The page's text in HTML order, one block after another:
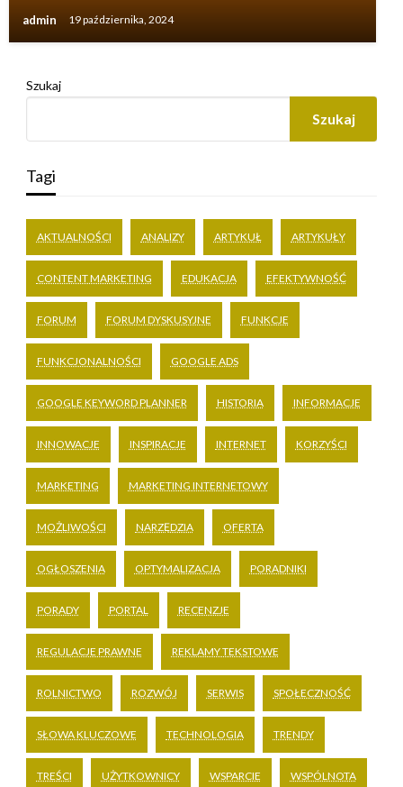
admin 19 października, 2024
Szukaj
Szukaj
Tagi
AKTUALNOŚCI ANALIZY ARTYKUŁ ARTYKUŁY
CONTENT MARKETING EDUKACJA EFEKTYWNOŚĆ
FORUM FORUM DYSKUSYJNE FUNKCJE
FUNKCJONALNOŚCI GOOGLE ADS
GOOGLE KEYWORD PLANNER HISTORIA INFORMACJE
INNOWACJE INSPIRACJE INTERNET KORZYŚCI
MARKETING MARKETING INTERNETOWY
MOŻLIWOŚCI NARZĘDZIA OFERTA
OGŁOSZENIA OPTYMALIZACJA PORADNIKI
PORADY PORTAL RECENZJE
REGULACJE PRAWNE REKLAMY TEKSTOWE
ROLNICTWO ROZWÓJ SERWIS SPOŁECZNOŚĆ
SŁOWA KLUCZOWE TECHNOLOGIA TRENDY
TREŚCI UŻYTKOWNICY WSPARCIE WSPÓLNOTA